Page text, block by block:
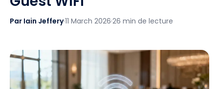
Par Iain Jeffery·11 March 2026·26 min de lecture